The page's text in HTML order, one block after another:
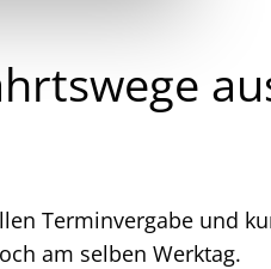
Terminvergabe und
am selben Werktag.